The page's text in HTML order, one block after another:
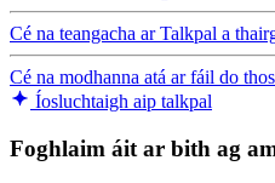
Cé na teangacha ar Talkpal a
Cé na modhanna atá ar fáil do
Íosluchtaigh aip talkpal
Foghlaim áit ar bith ag